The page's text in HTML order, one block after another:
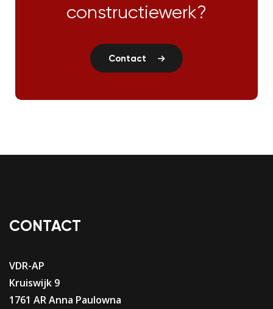
constructiewerk?
Contact
CONTACT
VDR-AP
Kruiswijk 9
1761 AR Anna Paulowna